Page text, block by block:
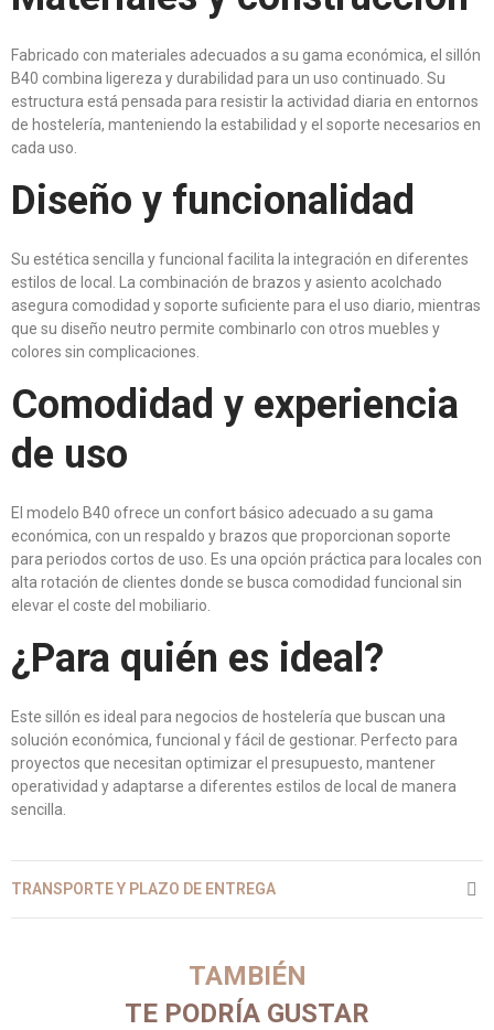
Fabricado con materiales adecuados a su gama económica, el sillón
B40 combina ligereza y durabilidad para un uso continuado. Su
estructura está pensada para resistir la actividad diaria en entornos
de hostelería, manteniendo la estabilidad y el soporte necesarios en
cada uso.
Diseño y funcionalidad
Su estética sencilla y funcional facilita la integración en diferentes
estilos de local. La combinación de brazos y asiento acolchado
asegura comodidad y soporte suficiente para el uso diario, mientras
que su diseño neutro permite combinarlo con otros muebles y
colores sin complicaciones.
Comodidad y experiencia
de uso
El modelo B40 ofrece un confort básico adecuado a su gama
económica, con un respaldo y brazos que proporcionan soporte
para periodos cortos de uso. Es una opción práctica para locales con
alta rotación de clientes donde se busca comodidad funcional sin
elevar el coste del mobiliario.
¿Para quién es ideal?
Este sillón es ideal para negocios de hostelería que buscan una
solución económica, funcional y fácil de gestionar. Perfecto para
proyectos que necesitan optimizar el presupuesto, mantener
operatividad y adaptarse a diferentes estilos de local de manera
sencilla.
TRANSPORTE Y PLAZO DE ENTREGA
TAMBIÉN
TE PODRÍA GUSTAR